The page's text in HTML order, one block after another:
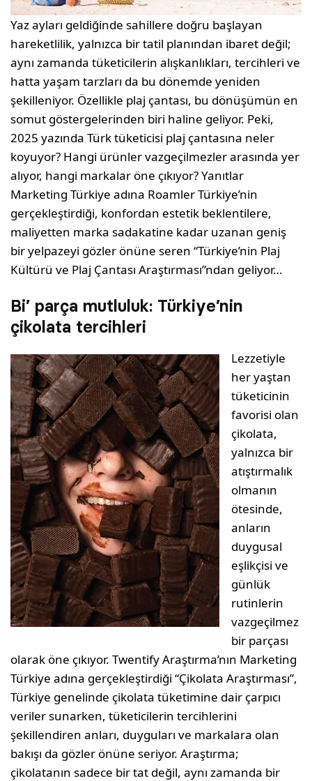
Yaz ayları geldiğinde sahillere doğru başlayan
hareketlilik, yalnızca bir tatil planından ibaret değil;
aynı zamanda tüketicilerin alışkanlıkları, tercihleri ve
hatta yaşam tarzları da bu dönemde yeniden
şekilleniyor. Özellikle plaj çantası, bu dönüşümün en
somut göstergelerinden biri haline geliyor. Peki,
2025 yazında Türk tüketicisi plaj çantasına neler
koyuyor? Hangi ürünler vazgeçilmezler arasında yer
alıyor, hangi markalar öne çıkıyor? Yanıtlar
Marketing Türkiye adına Roamler Türkiye’nin
gerçekleştirdiği, konfordan estetik beklentilere,
maliyetten marka sadakatine kadar uzanan geniş
bir yelpazeyi gözler önüne seren “Türkiye’nin Plaj
Kültürü ve Plaj Çantası Araştırması”ndan geliyor…
Bi’ parça mutluluk: Türkiye’nin
çikolata tercihleri
Lezzetiyle
her yaştan
tüketicinin
favorisi olan
çikolata,
yalnızca bir
atıştırmalık
olmanın
ötesinde,
anların
duygusal
eşlikçisi ve
günlük
rutinlerin
vazgeçilmez
bir parçası
olarak öne çıkıyor. Twentify Araştırma’nın Marketing
Türkiye adına gerçekleştirdiği “Çikolata Araştırması”,
Türkiye genelinde çikolata tüketimine dair çarpıcı
veriler sunarken, tüketicilerin tercihlerini
şekillendiren anları, duyguları ve markalara olan
bakışı da gözler önüne seriyor. Araştırma;
çikolatanın sadece bir tat değil, aynı zamanda bir